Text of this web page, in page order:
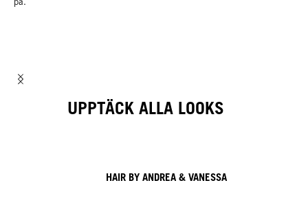
UPPTÄCK ALLA LOOKS
HAIR BY ANDREA & VANESSA